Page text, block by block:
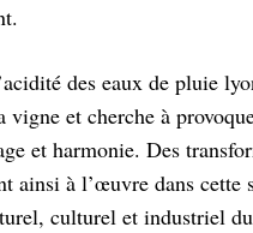
des eaux de pluie
vigne et cherche à
et harmonie. Des
ainsi à l’œuvre dans
culturel et industriel